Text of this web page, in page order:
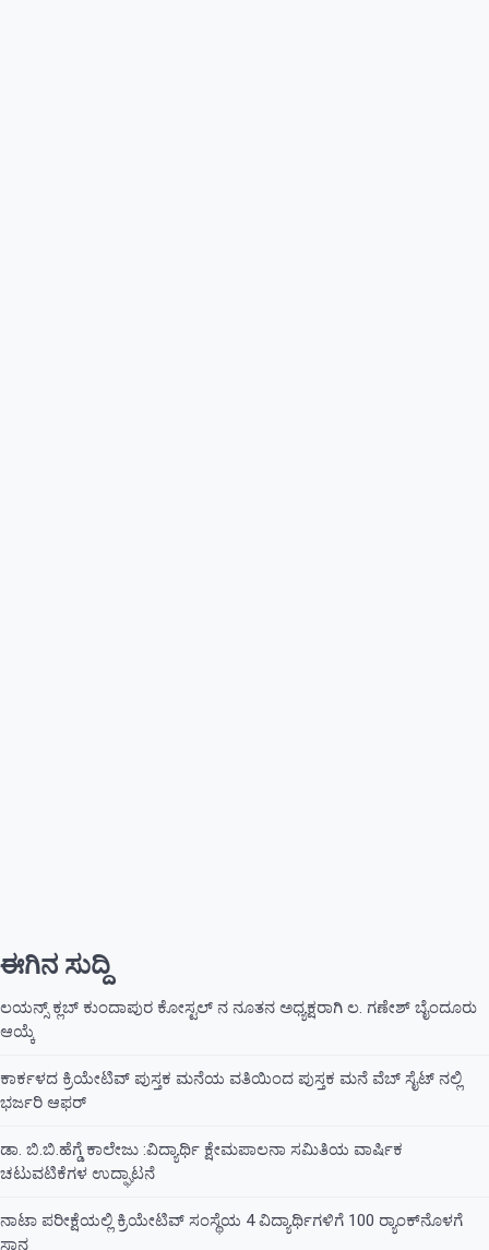
ಈಗಿನ ಸುದ್ದಿ
ಲಯನ್ಸ್ ಕ್ಲಬ್ ಕುಂದಾಪುರ ಕೋಸ್ಟಲ್ ನ ನೂತನ ಅಧ್ಯಕ್ಷರಾಗಿ ಲ. ಗಣೇಶ್ ಬೈಂದೂರು
ಆಯ್ಕೆ
ಕಾರ್ಕಳದ ಕ್ರಿಯೇಟಿವ್ ಪುಸ್ತಕ ಮನೆಯ ವತಿಯಿಂದ ಪುಸ್ತಕ ಮನೆ ವೆಬ್ ಸೈಟ್ ನಲ್ಲಿ
ಭರ್ಜರಿ ಆಫರ್
ಡಾ. ಬಿ.ಬಿ.ಹೆಗ್ಡೆ ಕಾಲೇಜು :ವಿದ್ಯಾರ್ಥಿ ಕ್ಷೇಮಪಾಲನಾ ಸಮಿತಿಯ ವಾರ್ಷಿಕ
ಚಟುವಟಿಕೆಗಳ ಉದ್ಘಾಟನೆ
ನಾಟಾ ಪರೀಕ್ಷೆಯಲ್ಲಿ ಕ್ರಿಯೇಟಿವ್ ಸಂಸ್ಥೆಯ 4 ವಿದ್ಯಾರ್ಥಿಗಳಿಗೆ 100 ರ‍್ಯಾಂಕ್‌ನೊಳಗೆ
ಸ್ಥಾನ